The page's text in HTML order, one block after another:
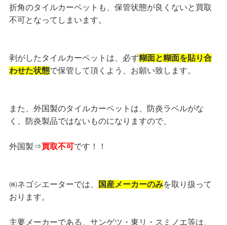
折角のタイルカーペットも、保管状態が良くないと買取
不可となってしまいます。
剥がしたタイルカーペットは、必ず糊面と糊面を貼り合
わせた状態で保管して頂くよう、お願い致します。
また、外国製のタイルカーペットは、防炎ラベルがな
く、防炎製品ではないものになりますので、
外国製⇒買取不可です！！
㈱ネゴシエーターでは、 国産メーカーのみを取り扱って
おります。
主要メーカーである、サンゲツ・東リ・スミノエ等は、